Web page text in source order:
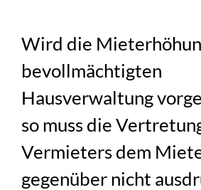
Wird die
bevollmächtigten
Hausverwaltung
so muss die
Vermieters dem
gegenüber nicht